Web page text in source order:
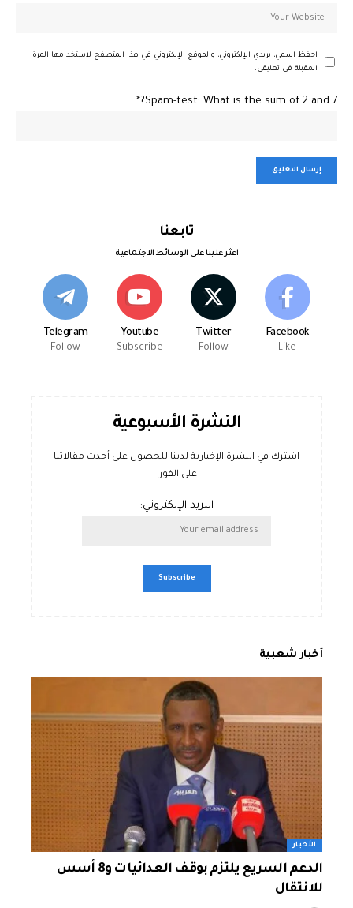
احفظ اسمي، بريدي الإلكتروني، والموقع الإلكتروني في هذا المتصفح لاستخدامها المرة
المقبلة في تعليقي.
Spam-test: What is the sum of 2 and 7?*
تابعنا
اعثر علينا على الوسائط الاجتماعية
Facebook
Like
Twitter
Follow
Youtube
Subscribe
Telegram
Follow
النشرة الأسبوعية
اشترك في النشرة الإخبارية لدينا للحصول على أحدث مقالاتنا
على الفور!
البريد الإلكتروني:
أخبار شعبية
الأخبار
الدعم السريع يلتزم بوقف العدائيات و8 أسس
للانتقال